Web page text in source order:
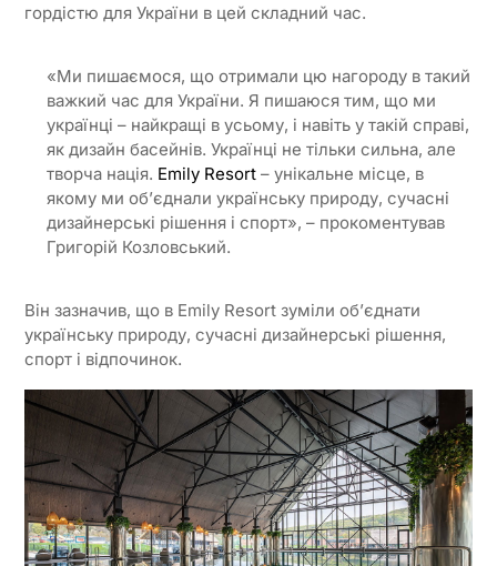
гордістю для України в цей складний час.
«Ми пишаємося, що отримали цю нагороду в такий
важкий час для України. Я пишаюся тим, що ми
українці – найкращі в усьому, і навіть у такій справі,
як дизайн басейнів. Українці не тільки сильна, але
творча нація. Emily Resort– унікальне місце, в
якому ми об’єднали українську природу, сучасні
дизайнерські рішення і спорт», – прокоментував
Григорій Козловський.
Він зазначив, що в Emily Resort зуміли об’єднати
українську природу, сучасні дизайнерські рішення,
спорт і відпочинок.